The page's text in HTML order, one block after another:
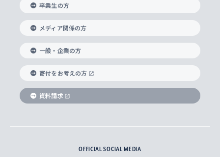
総合グローバル学部
国際教養学部
理工学部
Futures） – 持続可能な未来を考える６学科連携
データサイエンス
海外で学ぶ
神学研究科
実践宗教学研究科
総合人間科学研究科
経済学研究科
助産学専攻科
生涯学習
比較文化研究所
ヨーロッパ研究所
アジア文化研究所
アメリカ・カナダ研究所
メディア・ジャーナリズム研究所
ハラスメント防止の取り組み
障がいのある学生への支援
キャリア形成支援プログラム
就職（内定先）・進路統計
企業の採用ご担当者様へのご案内
住まいのサポート
交換留学生(海外大学から上智大学で学ぶ)
ノンディグリー生
Sophia Short-term Program受講生
学費・奨学金
学部入学前に出願する奨学金
上智大学の沿革
ソフィア・アーカイブズ
上智大学とカトリック
上智大学を訪れた世界の知性
国連Weeks・アフリカWeeks
ダイバーシティ＆サステナビリティへの取り組み
上智大学公式ソーシャルメディア
学校法人上智学院について
数字で見る上智大学
上智大学のネットワーク
父母・保証人とのネットワーク
上智大学の出版物
上智大学大学案内・大学院案内
上智大学のビジュアル・アイデンティティ
卒業生の方
メディア関係の方
一般・企業の方
寄付をお考えの方
資料請求
OFFICIAL SOCIAL MEDIA